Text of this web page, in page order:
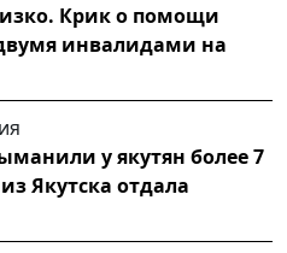
Крик о помощи
инвалидами на
у якутян более 7
Якутска отдала